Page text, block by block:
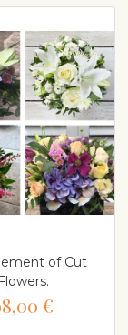
of Cut
Flowers.
€